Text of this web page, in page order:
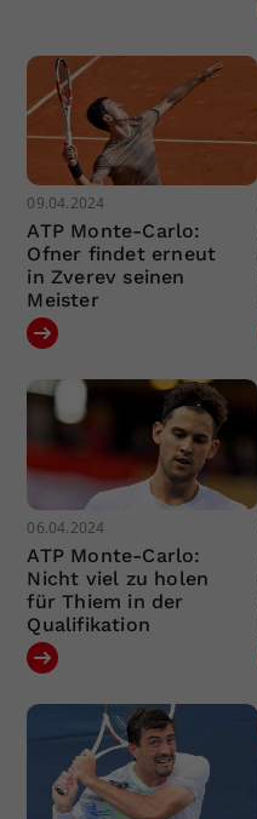
09.04.2024
ATP Monte-Carlo:
Ofner findet erneut
in Zverev seinen
Meister
06.04.2024
ATP Monte-Carlo:
Nicht viel zu holen
für Thiem in der
Qualifikation